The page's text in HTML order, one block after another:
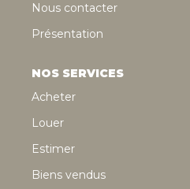
Nous contacter
Présentation
NOS SERVICES
Acheter
Louer
Estimer
Biens vendus